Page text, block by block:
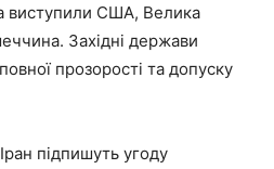
виступили США, Велика
Західні держави
прозорості та допуску
підпишуть угоду